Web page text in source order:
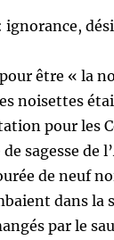
ignorance,
être « la
noisettes
pour les
de sagesse de
de neuf
dans la
par le